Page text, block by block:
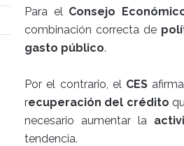
Para el Consejo
combinación correcta de
gasto público.
Por el contrario, el CES
recuperación del crédito
necesario aumentar la
tendencia.